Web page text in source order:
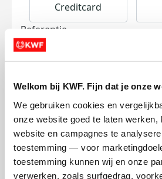
Welkom bij KWF. Fijn dat je onze
We gebruiken cookies en
onze website goed te laten werken,
website en campagnes te
toestemming — voor
toestemming kunnen wij en onze
verwerken, zoals surfgedrag,
Creditcard
Referentie
Ik wil bijdragen aan de
en betaal €0.75 extra.
Doneer nu